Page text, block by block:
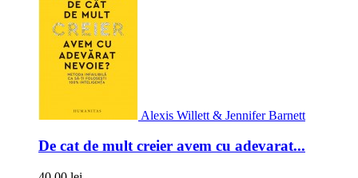
Alexis Willett & Jennifer Barnett
De cat de mult creier avem cu adevarat...